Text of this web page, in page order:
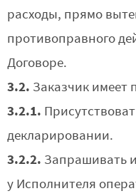
расходы, прямо
противоправного
Договоре.
3.2. Заказчик имеет
3.2.1.
декларировании.
3.2.2. Запрашивать
у Исполнителя